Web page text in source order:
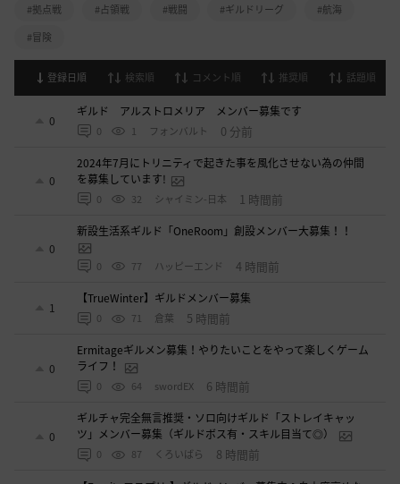
#拠点戦
#占領戦 #戦闘 #ギルドリーグ
#航海
#冒険
登録日順 検索順 コメント順 推奨順 話題順
0
ギルド アルストロメリア メンバー募集です
0 1 フォンバルト 0 分前
0
2024年7月にトリニティで起きた事を風化させない為の仲間
を募集しています!
0 32 シャイミン-日本 1 時間前
0
新設生活系ギルド「OneRoom」創設メンバー大募集！！
0 77 ハッピーエンド 4 時間前
1
【TrueWinter】ギルドメンバー募集
0 71 倉葉 5 時間前
0
Ermitageギルメン募集！やりたいことをやって楽しくゲーム
ライフ！
0 64 swordEX 6 時間前
0
ギルチャ完全無言推奨・ソロ向けギルド「ストレイキャッ
ツ」メンバー募集（ギルドボス有・スキル目当て◎）
0 87 くろいばら 8 時間前